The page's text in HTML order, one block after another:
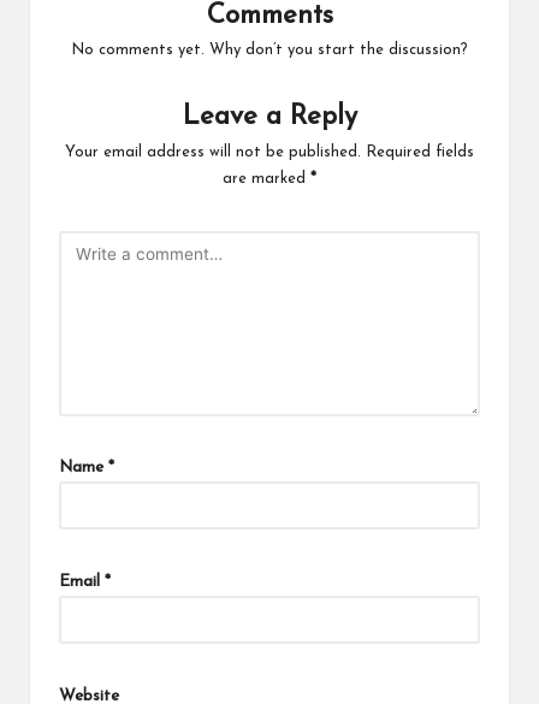
Comments
No comments yet. Why don’t you start the discussion?
Leave a Reply
Your email address will not be published.
Required fields
are marked *
Name *
Email *
Website